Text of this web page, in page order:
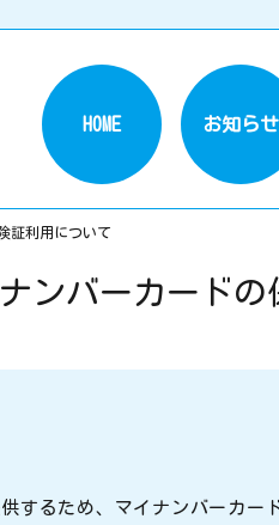
HOME お知らせ
証利用について
ンバーカード
するため、マイナンバーカー